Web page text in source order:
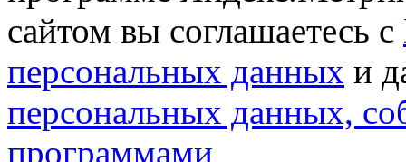
сайтом вы соглашаетесь с
персональных данных и
персональных данных,
программами